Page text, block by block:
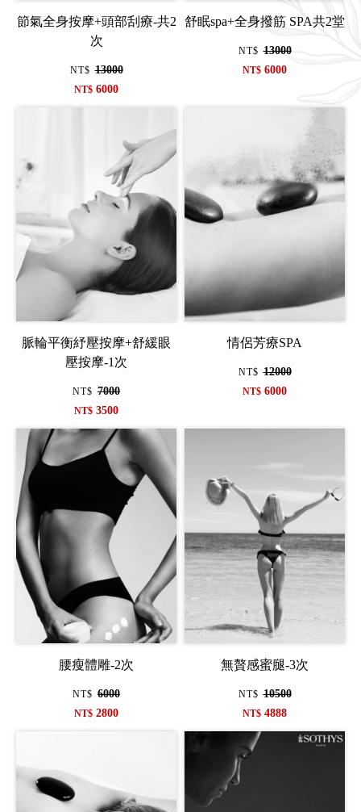
節氣全身按摩+頭部刮療-共2
次
NT$ 13000
NT$ 6000
舒眠spa+全身撥筋 SPA共2堂
NT$ 13000
NT$ 6000
脈輪平衡紓壓按摩+舒緩眼
壓按摩-1次
NT$ 7000
NT$ 3500
情侶芳療SPA
NT$ 12000
NT$ 6000
腰瘦體雕-2次
NT$ 6000
NT$ 2800
無贅感蜜腿-3次
NT$ 10500
NT$ 4888